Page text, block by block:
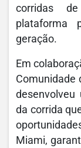
corridas
plataforma
geração.
Em
Comunidade
desenvolveu
da corrida
Miami,